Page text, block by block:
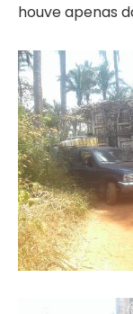
houve apenas